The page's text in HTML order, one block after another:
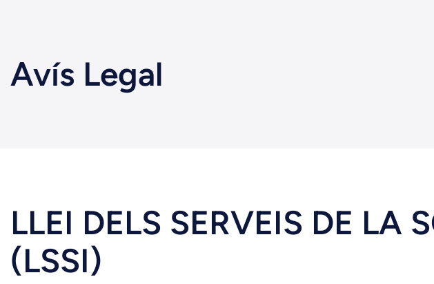
Avís Legal
LLEI DELS SERVEIS DE LA
(LSSI)